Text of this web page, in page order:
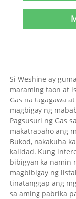
Si Weshine ay
maraming taon at
Gas na tagagawa
magbigay ng
Pagsusuri ng Gas
makatrabaho ang
Bukod, nakakuha
kalidad. Kung
bibigyan ka namin
magbibigay ng
tinatanggap ang
sa aming pabrika